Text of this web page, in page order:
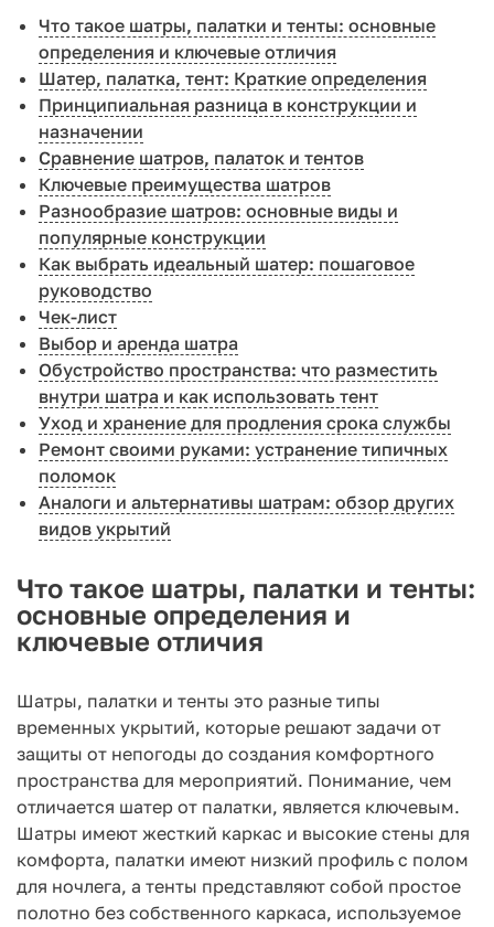
Что такое шатры, палатки и тенты: основные
определения и ключевые отличия
Шатер, палатка, тент: Краткие определения
Принципиальная разница в конструкции и
назначении
Сравнение шатров, палаток и тентов
Ключевые преимущества шатров
Разнообразие шатров: основные виды и
популярные конструкции
Как выбрать идеальный шатер: пошаговое
руководство
Чек-лист
Выбор и аренда шатра
Обустройство пространства: что разместить
внутри шатра и как использовать тент
Уход и хранение для продления срока службы
Ремонт своими руками: устранение типичных
поломок
Аналоги и альтернативы шатрам: обзор других
видов укрытий
Что такое шатры, палатки и тенты:
основные определения и
ключевые отличия
Шатры, палатки и тенты это разные типы
временных укрытий, которые решают задачи от
защиты от непогоды до создания комфортного
пространства для мероприятий. Понимание, чем
отличается шатер от палатки, является ключевым.
Шатры имеют жесткий каркас и высокие стены для
комфорта, палатки имеют низкий профиль с полом
для ночлега, а тенты представляют собой простое
полотно без собственного каркаса, используемое